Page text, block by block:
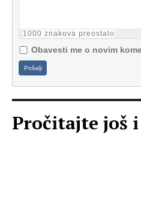
1000 znakova preostalo
Obavesti me o novim
Pošalji
Pročitajte još